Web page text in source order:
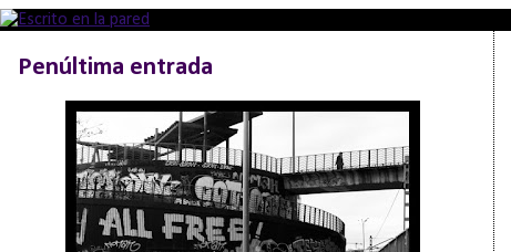
Penúltima entrada